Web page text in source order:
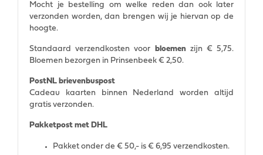
Mocht je bestelling om welke reden dan ook later
verzonden worden, dan brengen wij je hiervan op de
hoogte.
Standaard verzendkosten voor bloemenzijn € 5,75.
Bloemen bezorgen in Prinsenbeek € 2,50.
PostNL brievenbuspost
Cadeau kaarten binnen Nederland worden altijd
gratis verzonden.
Pakketpost met DHL
Pakket onder de € 50,- is € 6,95 verzendkosten.